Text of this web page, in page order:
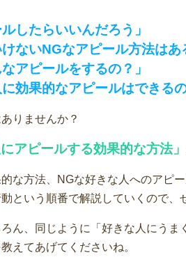
したらいいんだろう」
ないNGなアピール方法はあ
アピールをするの？」
効果的なアピールはできる
りませんか？
にアピールする効果的な方法」
な方法、NGな好きな人へのアピ
という順番で解説していくので、
ん、同じように「好きな人にうま
えてあげてくださいね。